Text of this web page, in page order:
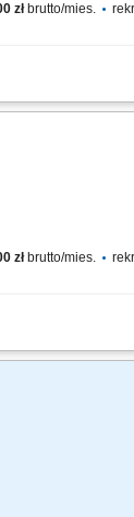
złbrutto/mies.
produkcyjnego.
złbrutto/mies.
produkcyjnego.